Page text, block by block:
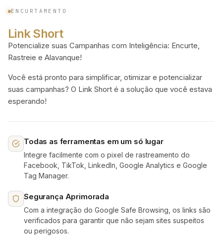
ENCURTAMENTO
Link Short
Potencialize suas Campanhas com Inteligência: Encurte,
Rastreie e Alavanque!
Você está pronto para simplificar, otimizar e potencializar
suas campanhas? O Link Short é a solução que você estava
esperando!
Todas as ferramentas em um só lugar
Integre facilmente com o pixel de rastreamento do
Facebook, TikTok, LinkedIn, Google Analytics e Google
Tag Manager.
Segurança Aprimorada
Com a integração do Google Safe Browsing, os links são
verificados para garantir que não sejam sites suspeitos
ou perigosos.